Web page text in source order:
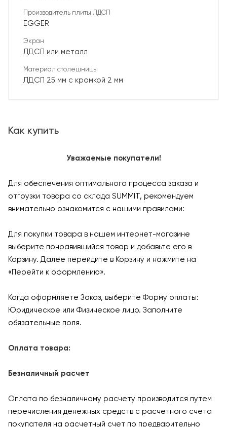
Производитель плиты ЛДСП
EGGER
Экран
ЛДСП или металл
Материал столешницы
ЛДСП 25 мм с кромкой 2 мм
Как купить
Уважаемые покупатели!
Для обеспечения оптимального процесса заказа и
отгрузки товара со склада SUMMIT, рекомендуем
внимательно ознакомится с нашими правилами:
Для покупки товара в нашем интернет-магазине
выберите понравившийся товар и добавьте его в
Корзину. Далее перейдите в Корзину и нажмите на
«Перейти к оформлению».
Когда оформляете Заказ, выберите Форму оплаты:
Юридическое или Физическое лицо. Заполните
обязательные поля.
Оплата товара:
Безналичный расчет
Оплата по безналичному расчету производится путем
перечисления денежных средств с расчетного счета
покупателя на расчетный счет по предварительно